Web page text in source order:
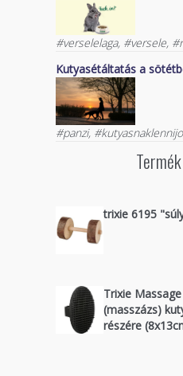
#verselelaga, #versele,
Kutyasétáltatás a
#panzi,
trixie 6195
Trixie
(masszázs)
részére